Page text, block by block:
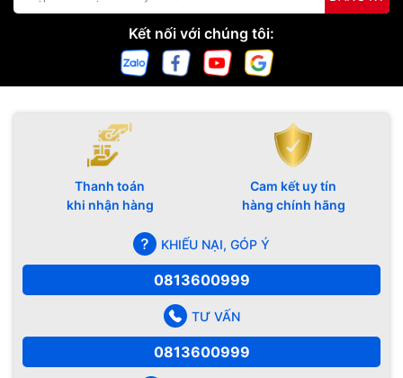
Kết nối với chúng tôi:
Thanh toán
khi nhận hàng
Cam kết uy tín
hàng chính hãng
KHIẾU NẠI, GÓP Ý
0813600999
TƯ VẤN
0813600999